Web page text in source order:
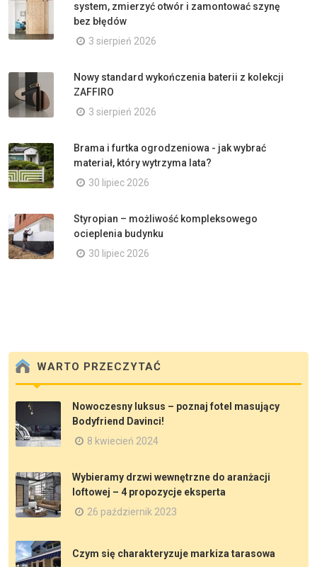
system, zmierzyć otwór i zamontować szynę
bez błędów
3 sierpień 2026
Nowy standard wykończenia baterii z kolekcji
ZAFFIRO
3 sierpień 2026
Brama i furtka ogrodzeniowa - jak wybrać
materiał, który wytrzyma lata?
30 lipiec 2026
Styropian – możliwość kompleksowego
ocieplenia budynku
30 lipiec 2026
WARTO PRZECZYTAĆ
Nowoczesny luksus – poznaj fotel masujący
Bodyfriend Davinci!
8 kwiecień 2024
Wybieramy drzwi wewnętrzne do aranżacji
loftowej – 4 propozycje eksperta
26 październik 2023
Czym się charakteryzuje markiza tarasowa